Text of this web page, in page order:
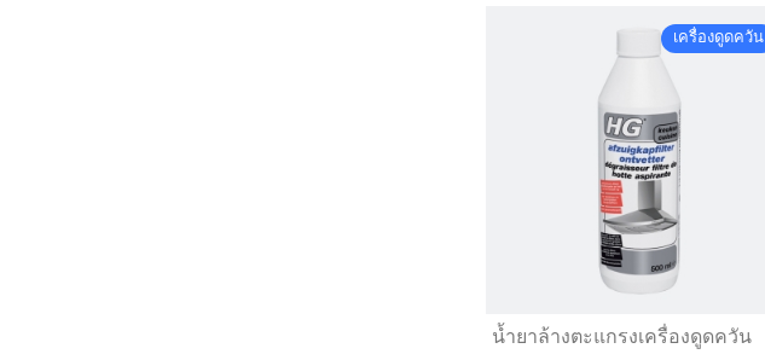
เครื่องดูดควัน
น้ำยาล้างตะแกรงเครื่องดูดควัน